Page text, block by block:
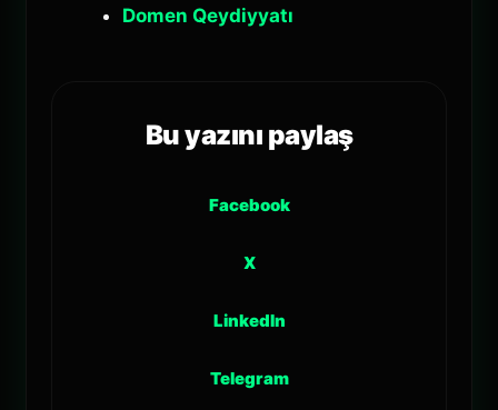
Domen Qeydiyyatı
Bu yazını paylaş
Facebook
X
LinkedIn
Telegram